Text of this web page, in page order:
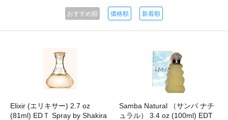
おすすめ順 価格順 新着順
Elixir (エリキサー) 2.7 oz
(81ml) EDＴ Spray by Shakira
Samba Natural （サンバ ナチ
ュラル） 3.4 oz (100ml) EDT